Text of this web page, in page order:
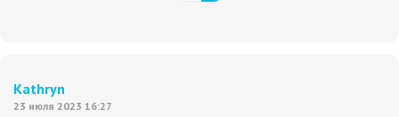
Kathryn
23 июля 2023 16:27